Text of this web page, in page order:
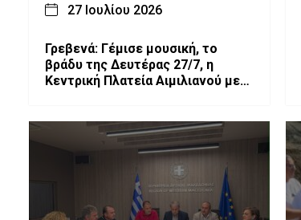
27 Ιουλίου 2026
Γρεβενά: Γέμισε μουσική, το
βράδυ της Δευτέρας 27/7, η
Κεντρική Πλατεία Αιμιλιανού με